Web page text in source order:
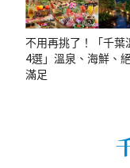
不用再挑了！「千葉
4選」溫泉、海鮮、
滿足